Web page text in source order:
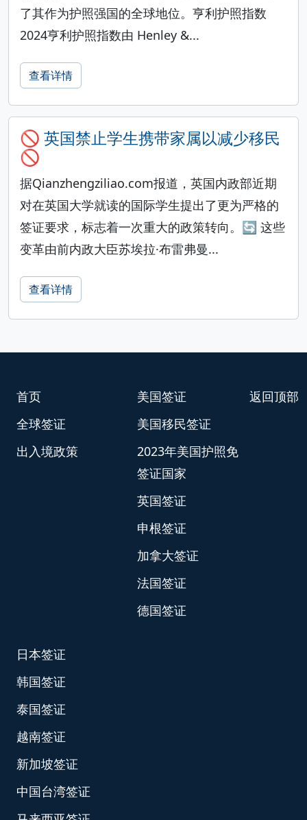
了其作为护照强国的全球地位。亨利护照指数
2024亨利护照指数由 Henley &...
查看详情
🚫 英国禁止学生携带家属以减少移民
🚫
据Qianzhengziliao.com报道，英国内政部近期
对在英国大学就读的国际学生提出了更为严格的
签证要求，标志着一次重大的政策转向。🔄 这些
变革由前内政大臣苏埃拉·布雷弗曼...
查看详情
返回顶部
首页
全球签证
出入境政策
美国签证
美国移民签证
2023年美国护照免
签证国家
英国签证
申根签证
加拿大签证
法国签证
德国签证
日本签证
韩国签证
泰国签证
越南签证
新加坡签证
中国台湾签证